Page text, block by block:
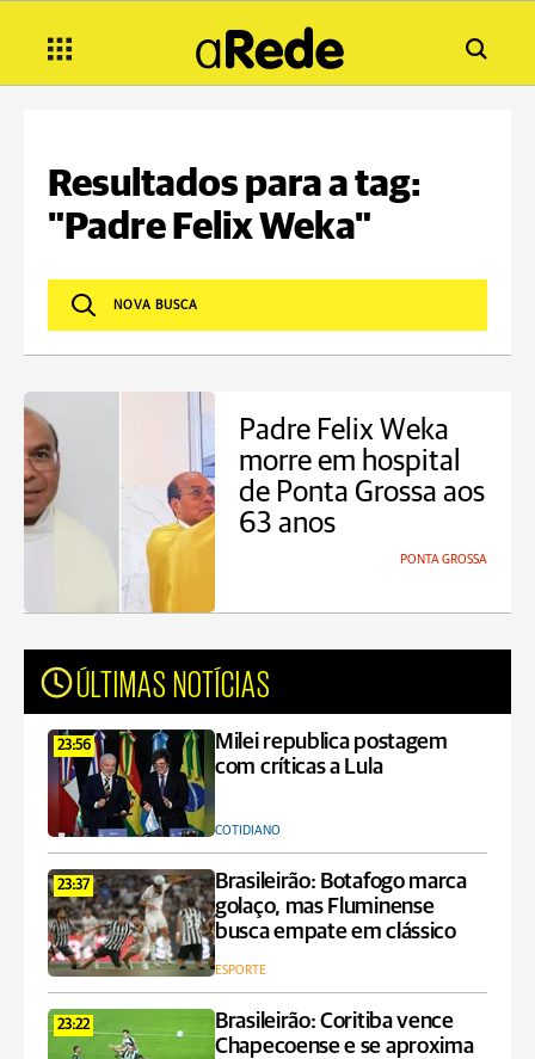
Resultados para a tag:
"Padre Felix Weka"
Padre Felix Weka
morre em hospital
de Ponta Grossa aos
63 anos
PONTA GROSSA
ÚLTIMAS NOTÍCIAS
23:56
Milei republica postagem
com críticas a Lula
COTIDIANO
23:37
Brasileirão: Botafogo marca
golaço, mas Fluminense
busca empate em clássico
ESPORTE
23:22
Brasileirão: Coritiba vence
Chapecoense e se aproxima